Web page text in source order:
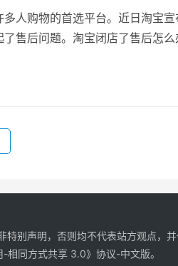
人购物的首选平台。近日淘宝宣
售后问题。淘宝闭店了售后怎么
特别声明，否则均不代表站方观点，
同方式共享 3.0》协议-中文版。